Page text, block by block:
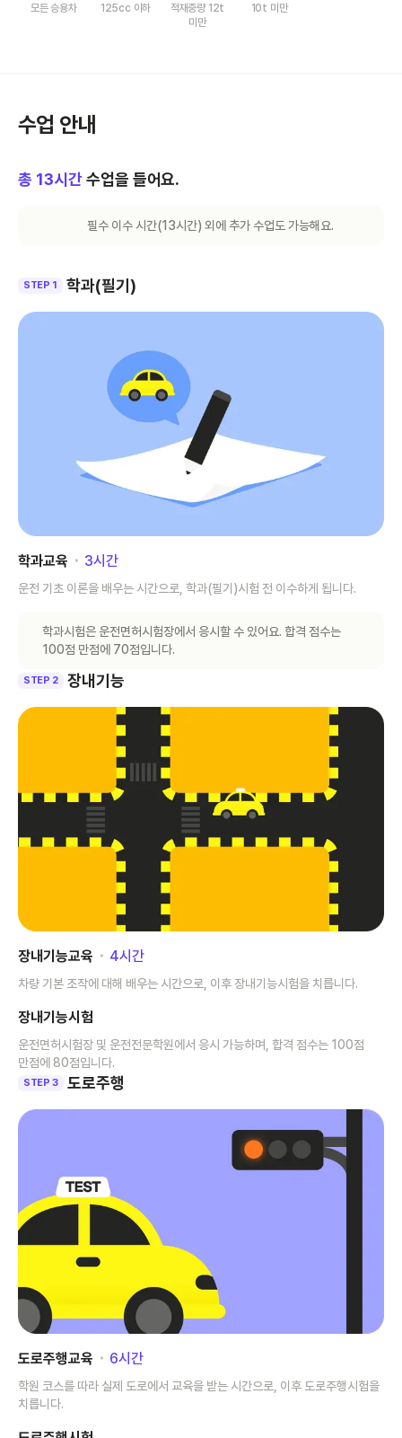
모든 승용차 125cc 이하
적재중량 12t
미만
10t 미만
수업 안내
총 13시간 수업을 들어요.
필수 이수 시간(13시간) 외에 추가 수업도 가능해요.
STEP 1 학과(필기)
학과교육 ･ 3시간
운전 기초 이론을 배우는 시간으로, 학과(필기)시험 전 이수하게 됩니다.
학과시험은 운전면허시험장에서 응시할 수 있어요. 합격 점수는
100점 만점에 70점입니다.
STEP 2 장내기능
장내기능교육 ･ 4시간
차량 기본 조작에 대해 배우는 시간으로, 이후 장내기능시험을 치릅니다.
장내기능시험
운전면허시험장 및 운전전문학원에서 응시 가능하며, 합격 점수는 100점
만점에 80점입니다.
STEP 3 도로주행
도로주행교육 ･ 6시간
학원 코스를 따라 실제 도로에서 교육을 받는 시간으로, 이후 도로주행시험을
치릅니다.